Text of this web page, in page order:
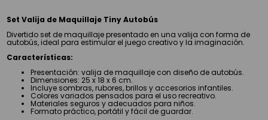
Set Valija de Maquillaje Tiny Autobús
Divertido set de maquillaje presentado en una valija con forma de
autobús, ideal para estimular el juego creativo y la imaginación.
Características:
Presentación: valija de maquillaje con diseño de autobús.
Dimensiones: 25 x 18 x 6 cm.
Incluye sombras, rubores, brillos y accesorios infantiles.
Colores variados pensados para el uso recreativo.
Materiales seguros y adecuados para niños.
Formato práctico, portátil y fácil de guardar.